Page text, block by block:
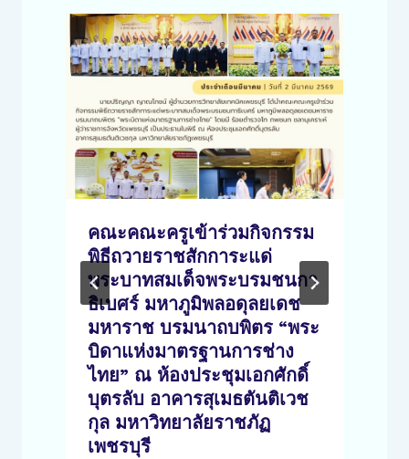
คณะคณะครูเข้าร่วมกิจกรรม
พิธีถวายราชสักการะแด่
พระบาทสมเด็จพระบรมชนกา
ธิเบศร์ มหาภูมิพลอดุลยเดช
มหาราช บรมนาถบพิตร “พระ
บิดาแห่งมาตรฐานการช่าง
ไทย” ณ ห้องประชุมเอกศักดิ์
บุตรลับ อาคารสุเมธตันติเวช
กุล มหาวิทยาลัยราชภัฏ
เพชรบุรี